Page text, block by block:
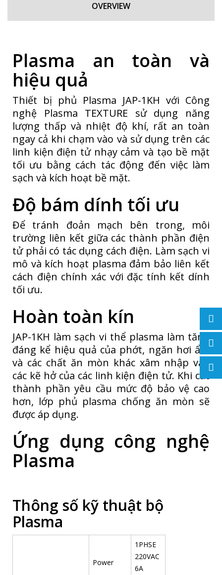
OVERVIEW
Plasma an toàn và
hiệu quả
Thiết bị phủ Plasma JAP-1KH với Công
nghệ Plasma TEXTURE sử dụng năng
lượng thấp và nhiệt độ khí, rất an toàn
ngay cả khi chạm vào và sử dụng trên các
linh kiện điện tử nhạy cảm và tạo bề mặt
tối ưu bằng cách tác động đến việc làm
sạch và kích hoạt bề mặt.
Độ bám dính tối ưu
Để tránh đoản mạch bên trong, môi
trường liên kết giữa các thành phần điện
tử phải có tác dụng cách điện. Làm sạch vi
mô và kích hoạt plasma đảm bảo liên kết
cách điện chính xác với đặc tính kết dính
tối ưu.
Hoàn toàn kín
JAP-1KH làm sạch vi thể plasma làm tăng
đáng kể hiệu quả của phớt, ngăn hơi ẩm
và các chất ăn mòn khác xâm nhập vào
các kẽ hở của các linh kiện điện tử. Khi các
thành phần yêu cầu mức độ bảo vệ cao
hơn, lớp phủ plasma chống ăn mòn sẽ
được áp dụng.
Ứng dụng công nghệ
Plasma
Thông số kỹ thuật bộ
Plasma
Power
1PHSE
220VAC
6A